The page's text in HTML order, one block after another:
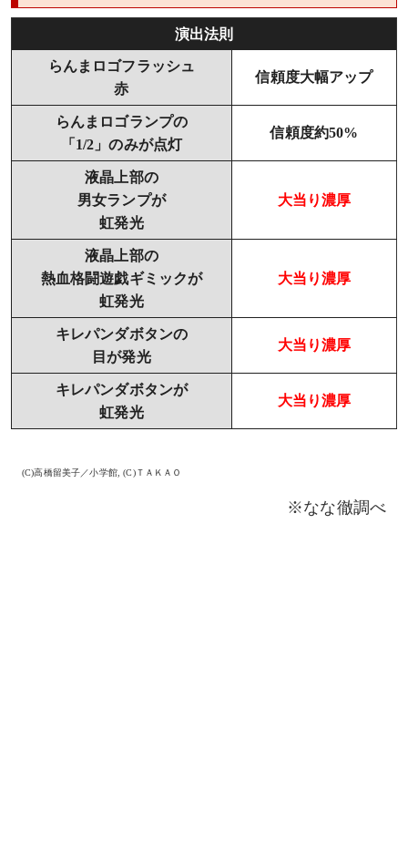
演出法則
らんまロゴフラッシュ
赤
信頼度大幅アップ
らんまロゴランプの
「1/2」のみが点灯
信頼度約50%
液晶上部の
男女ランプが
虹発光
大当り濃厚
液晶上部の
熱血格闘遊戯ギミックが
虹発光
大当り濃厚
キレパンダボタンの
目が発光
大当り濃厚
キレパンダボタンが
虹発光
大当り濃厚
(C)高橋留美子／小学館, (C)ＴＡＫＡＯ
※なな徹調べ